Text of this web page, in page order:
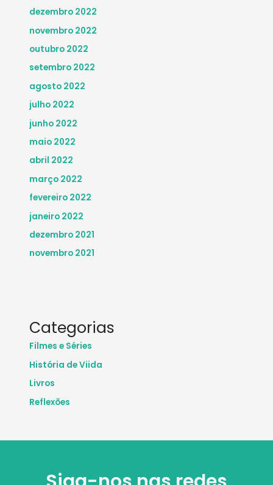
dezembro 2022
novembro 2022
outubro 2022
setembro 2022
agosto 2022
julho 2022
junho 2022
maio 2022
abril 2022
março 2022
fevereiro 2022
janeiro 2022
dezembro 2021
novembro 2021
Categorias
Filmes e Séries
História de Viida
Livros
Reflexões